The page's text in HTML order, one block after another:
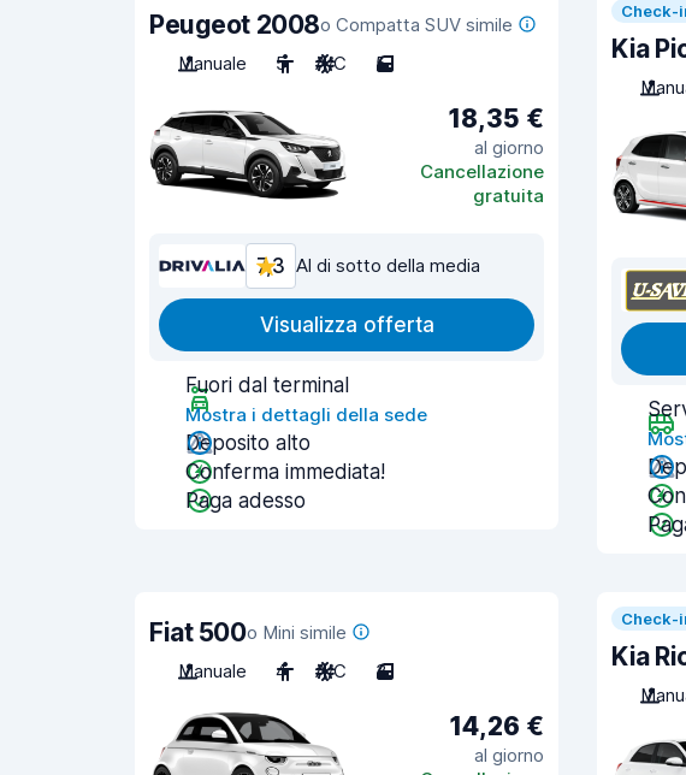
Peugeot 2008o Compatta SUV simile
Manuale
5 A/C 5
18,35 €
al giorno
Cancellazione
gratuita
7,3 Al di sotto della media
Visualizza offerta
Fuori dal terminal
Mostra i dettagli della sede
Deposito alto
Conferma immediata!
Paga adesso
Check-
Kia
Fiat 500o Mini simile
Manuale
4 A/C 3
14,26 €
al giorno
Check-
Kia